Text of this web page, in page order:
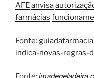
AFEanvisa
farmácias
Fonte:
indica-novas-regras-